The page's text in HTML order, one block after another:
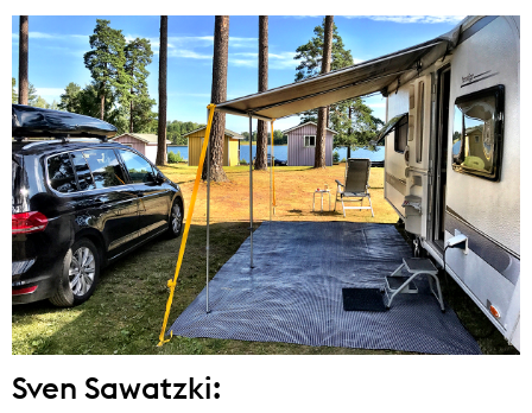
Sven Sawatzki: